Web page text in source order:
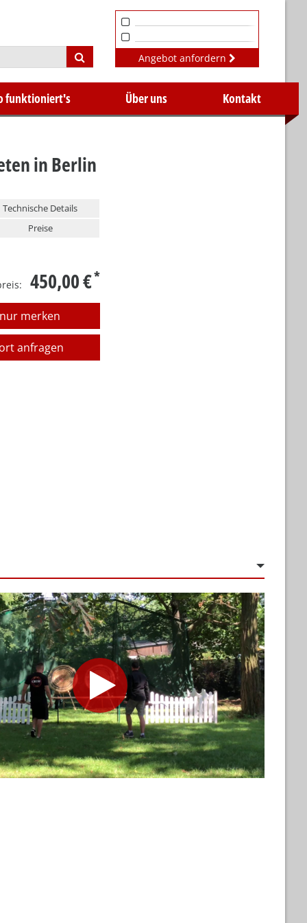
Angebot anfordern
funktioniert's Über uns Kontakt
in Berlin
Technische Details
Preise
450,00 €
merken
anfragen